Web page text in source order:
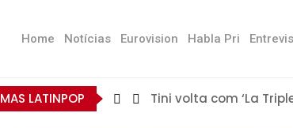
Home Notícias Eurovision Habla Pri
LATINPOP Tini volta com ‘La Triple